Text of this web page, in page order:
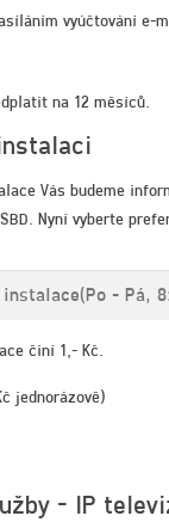
vyúčtování e-
na 12 měsíců.
Vás budeme
Nyní vyberte
činí 1,- Kč.
jednorázově)
- IP